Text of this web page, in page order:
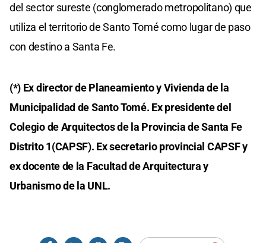
del sector sureste (conglomerado metropolitano) que
utiliza el territorio de Santo Tomé como lugar de paso
con destino a Santa Fe.
(*) Ex director de Planeamiento y Vivienda de la
Municipalidad de Santo Tomé. Ex presidente del
Colegio de Arquitectos de la Provincia de Santa Fe
Distrito 1(CAPSF). Ex secretario provincial CAPSF y
ex docente de la Facultad de Arquitectura y
Urbanismo de la UNL.